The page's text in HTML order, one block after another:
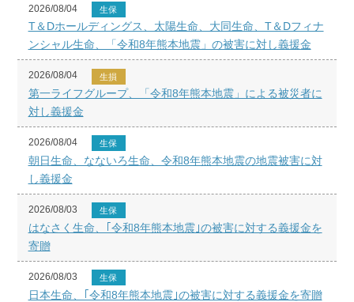
2026/08/04 生保
T＆Dホールディングス、太陽生命、大同生命、T＆Dフィナ
ンシャル生命、「令和8年熊本地震」の被害に対し義援金
2026/08/04 生損
第一ライフグループ、「令和8年熊本地震」による被災者に
対し義援金
2026/08/04 生保
朝日生命、なないろ生命、令和8年熊本地震の地震被害に対
し義援金
2026/08/03 生保
はなさく生命、｢令和8年熊本地震｣の被害に対する義援金を
寄贈
2026/08/03 生保
日本生命、｢令和8年熊本地震｣の被害に対する義援金を寄贈